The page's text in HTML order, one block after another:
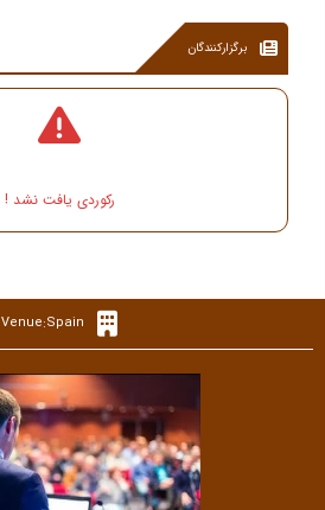
برگزارکنندگان
رکوردی یافت نشد !
Venue:Spain